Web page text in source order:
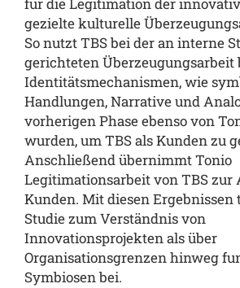
für die Legitimation der
gezielte kulturelle
So nutzt TBS bei der an interne
gerichteten Überzeugungsarbeit
Identitätsmechanismen, wie
Handlungen, Narrative und
vorherigen Phase ebenso von
wurden, um TBS als Kunden zu
Anschließend übernimmt Tonio
Legitimationsarbeit von TBS zur
Kunden. Mit diesen Ergebnissen
Studie zum Verständnis von
Innovationsprojekten als über
Organisationsgrenzen hinweg
Symbiosen bei.